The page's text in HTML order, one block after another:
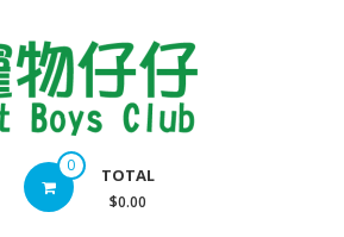
0 TOTAL
$0.00